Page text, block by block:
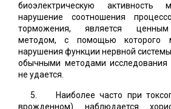
биоэлектрическую
нарушение соотношения
торможения, является ценным
методом, с помощью которого
нарушения функции нервной системы
обычными методами исследования
не удается.
5. Наиболее часто при
врожденном) наблюдается